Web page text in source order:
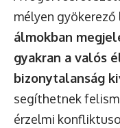
mélyen
álmokban
gyakran a valós
bizonytalanság
segíthetnek
érzelmi